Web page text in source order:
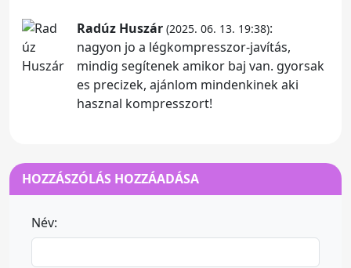
Radúz Huszár (2025. 06. 13. 19:38):
nagyon jo a légkompresszor-javítás,
mindig segítenek amikor baj van. gyorsak
es precizek, ajánlom mindenkinek aki
hasznal kompresszort!
HOZZÁSZÓLÁS HOZZÁADÁSA
Név: